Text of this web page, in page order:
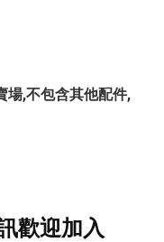
場,不包含其他配件,
歡迎加入